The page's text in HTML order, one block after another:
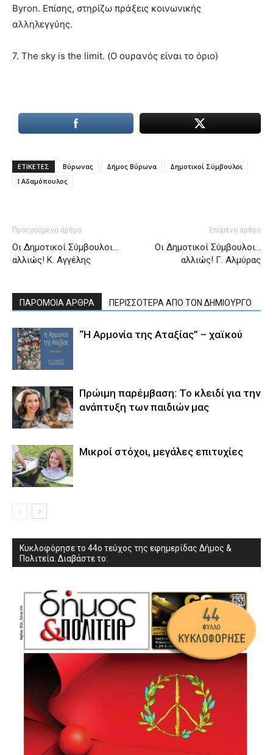
Byron. Επίσης, στηρίζω πράξεις κοινωνικής
αλληλεγγύης.
7. The sky is the limit. (Ο ουρανός είναι το όριο)
ΕΤΙΚΕΤΕΣ Βύρωνας Δήμος Βύρωνα
Δημοτικοί Σύμβουλοι
Ι Αδαµόπουλος
Προηγούμενο άρθρο
Οι Δημοτικοί Σύμβουλοι…
αλλιώς! Κ. Αγγέλης
Επόμενο άρθρο
Οι Δημοτικοί Σύμβουλοι…
αλλιώς! Γ. Αλµύρας
ΠΑΡΟΜΟΙΑ ΑΡΘΡΑ ΠΕΡΙΣΣΟΤΕΡΑ ΑΠΟ ΤΟΝ ΔΗΜΙΟΥΡΓΟ
“Η Αρμονία της Αταξίας” – χαϊκού
Πρώιμη παρέμβαση: Το κλειδί για την
ανάπτυξη των παιδιών µας
Μικροί στόχοι, μεγάλες επιτυχίες
Κυκλοφόρησε το 44ο τεύχος της εφημερίδας Δήμος &
Πολιτεία. Διαβάστε το: